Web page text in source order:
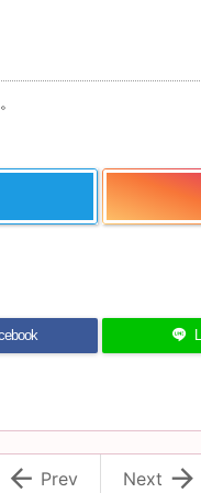

Next
 Prev